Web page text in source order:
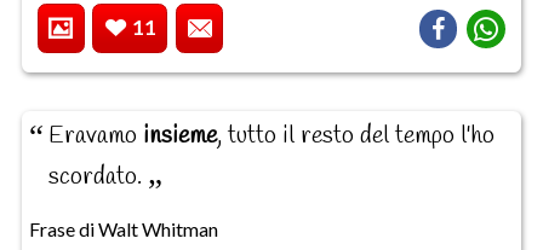
11
Eravamo insieme, tutto il resto del tempo l'ho
scordato.
Frase di Walt Whitman